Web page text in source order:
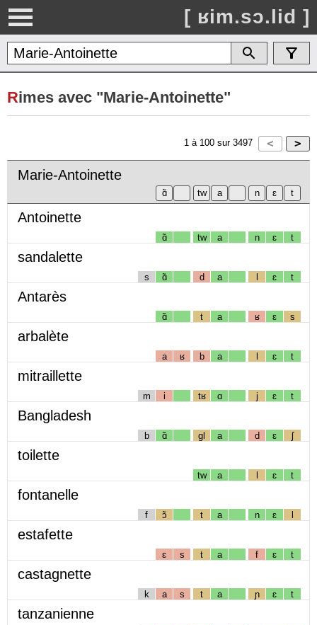
[ ʁim.sɔ.lid ]
Rimes avec "Marie-Antoinette"
1 à 100 sur 3497
Marie-Antoinette
Antoinette
ɑ̃ tw a n ɛ t
sandalette
s ɑ̃ d a l ɛ t
Antarès
ɑ̃ t a ʁ ɛ s
arbalète
a ʁ b a l ɛ t
mitraillette
m i tʁ ɑ j ɛ t
Bangladesh
b ɑ̃ gl a d ɛ ʃ
toilette
tw a l ɛ t
fontanelle
f ɔ̃ t a n ɛ l
estafette
ɛ s t a f ɛ t
castagnette
k a s t a ɲ ɛ t
tanzanienne